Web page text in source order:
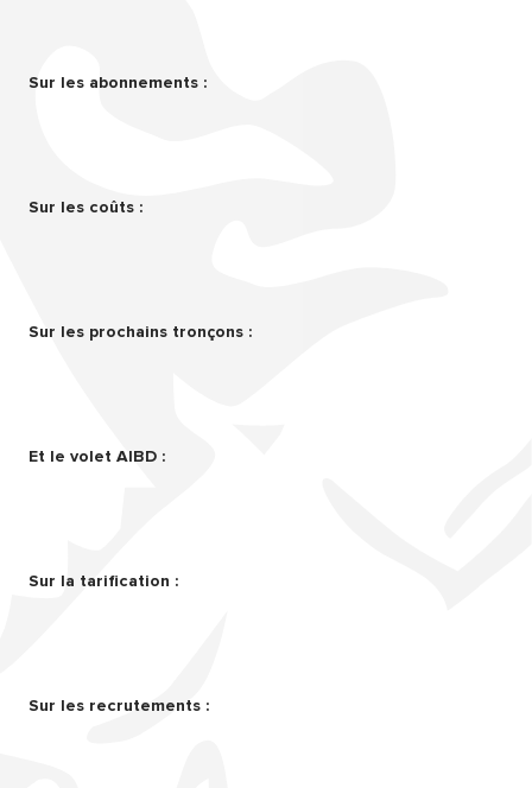
Sur les abonnements :
Sur les coûts :
Sur les prochains tronçons :
Et le volet AIBD :
Sur la tarification :
Sur les recrutements :